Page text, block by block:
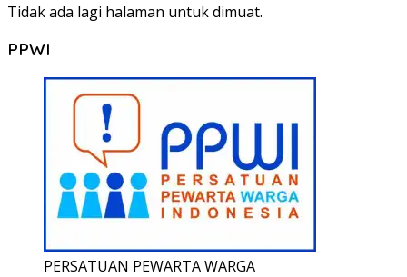
Tidak ada lagi halaman untuk dimuat.
PPWI
PERSATUAN PEWARTA WARGA